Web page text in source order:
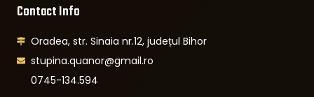
Contact Info
Oradea, str. Sinaia nr.12, județul Bihor
stupina.quanor@gmail.ro
0745-134.594